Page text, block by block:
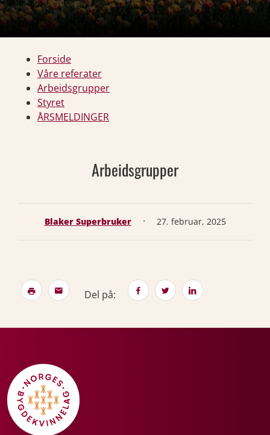
Forside
Våre referater
Arbeidsgrupper
Styret
ÅRSMELDINGER
Arbeidsgrupper
Blaker Superbruker · 27. februar, 2025
Del på: